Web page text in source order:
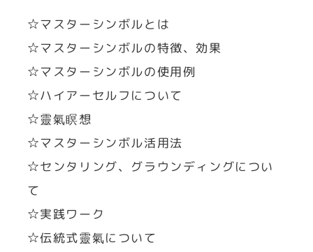
☆マスターシンボルとは
☆マスターシンボルの特徴、効果
☆マスターシンボルの使用例
☆ハイアーセルフについて
☆靈氣瞑想
☆マスターシンボル活用法
☆センタリング、グラウンディングについ
て
☆実践ワーク
☆伝統式靈氣について